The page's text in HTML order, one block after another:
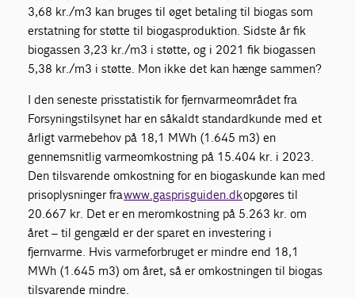
3,68 kr./m3 kan bruges til øget betaling til biogas som
erstatning for støtte til biogasproduktion. Sidste år fik
biogassen 3,23 kr./m3 i støtte, og i 2021 fik biogassen
5,38 kr./m3 i støtte. Mon ikke det kan hænge sammen?
I den seneste prisstatistik for fjernvarmeområdet fra
Forsyningstilsynet har en såkaldt standardkunde med et
årligt varmebehov på 18,1 MWh (1.645 m3) en
gennemsnitlig varmeomkostning på 15.404 kr. i 2023.
Den tilsvarende omkostning for en biogaskunde kan med
prisoplysninger frawww.gasprisguiden.dkopgøres til
20.667 kr. Det er en meromkostning på 5.263 kr. om
året – til gengæld er der sparet en investering i
fjernvarme. Hvis varmeforbruget er mindre end 18,1
MWh (1.645 m3) om året, så er omkostningen til biogas
tilsvarende mindre.